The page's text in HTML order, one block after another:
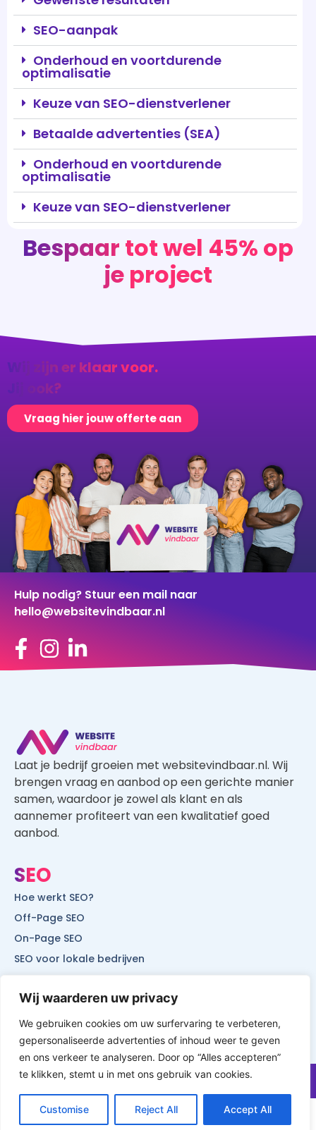
Wij waarderen uw privacy
We gebruiken cookies om uw surfervaring te verbeteren,
gepersonaliseerde advertenties of inhoud weer te geven
en ons verkeer te analyseren. Door op “Alles accepteren”
te klikken, stemt u in met ons gebruik van cookies.
Customise Reject All Accept All
SEO-aanpak
Onderhoud en voortdurende
optimalisatie
Keuze van SEO-dienstverlener
Betaalde advertenties (SEA)
Onderhoud en voortdurende
optimalisatie
Keuze van SEO-dienstverlener
Bespaar tot wel 45% op
je project
Wij zijn er klaar voor.
Jij ook?
Vraag hier jouw offerte aan
Hulp nodig? Stuur een mail naar
hello@websitevindbaar.nl
Laat je bedrijf groeien met websitevindbaar.nl. Wij
brengen vraag en aanbod op een gerichte manier
samen, waardoor je zowel als klant en als
aannemer profiteert van een kwalitatief goed
aanbod.
Hoe werkt SEO?
Off-Page SEO
On-Page SEO
SEO voor lokale bedrijven
SEO voor mobiele websites
SEO voor start-ups
© All Rights Reserved by Website Vindbaar